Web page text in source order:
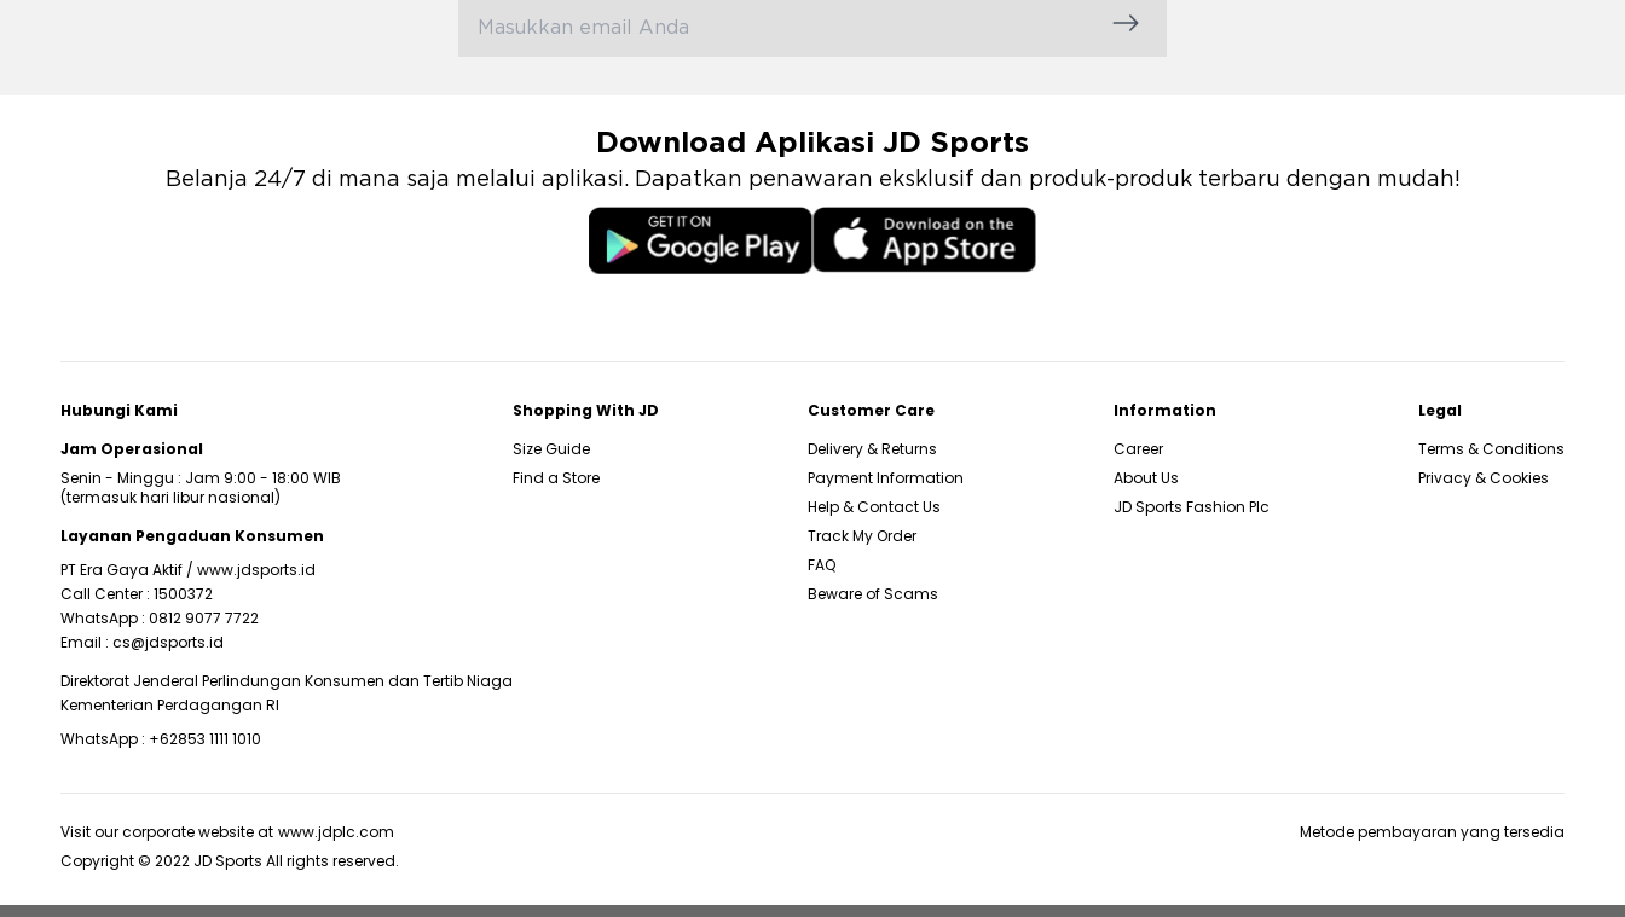
Download Aplikasi JD Sports
Belanja 24/7 di mana saja melalui aplikasi. Dapatkan penawaran eksklusif dan produk-produk terbaru dengan mudah!
Hubungi Kami
Jam Operasional
Senin - Minggu : Jam 9:00 - 18:00 WIB
(termasuk hari libur nasional)
Layanan Pengaduan Konsumen
PT Era Gaya Aktif / www.jdsports.id
Call Center : 1500372
WhatsApp : 0812 9077 7722
Email : cs@jdsports.id
Direktorat Jenderal Perlindungan Konsumen dan Tertib Niaga
Kementerian Perdagangan RI
WhatsApp : +62853 1111 1010
Shopping With JD
Size Guide
Find a Store
Customer Care
Delivery & Returns
Payment Information
Help & Contact Us
Track My Order
FAQ
Beware of Scams
Information
Career
About Us
JD Sports Fashion Plc
Legal
Terms & Conditions
Privacy & Cookies
Visit our corporate website at www.jdplc.com
Copyright © 2022 JD Sports All rights reserved.
Metode pembayaran yang tersedia